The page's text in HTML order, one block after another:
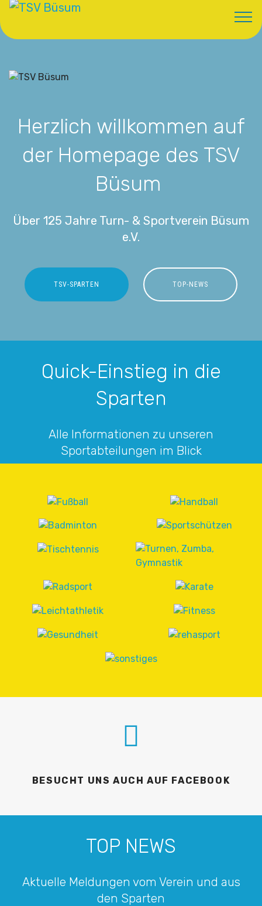
Herzlich willkommen auf
der Homepage des TSV
Büsum
Über 125 Jahre Turn- & Sportverein Büsum
e.V.
TSV-SPARTEN TOP-NEWS
Quick-Einstieg in die
Sparten
Alle Informationen zu unseren
Sportabteilungen im Blick
BESUCHT UNS AUCH AUF FACEBOOK
TOP NEWS
Aktuelle Meldungen vom Verein und aus
den Sparten